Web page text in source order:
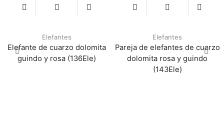
Elefantes
Elefante de cuarzo dolomita
guindo y rosa (136Ele)
Elefantes
Pareja de elefantes de cuarzo
dolomita rosa y guindo
(143Ele)